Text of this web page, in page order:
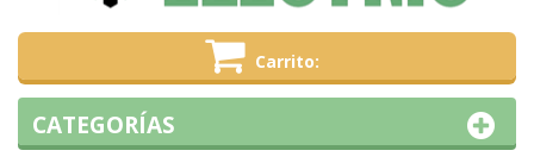
Carrito
CATEGORÍAS